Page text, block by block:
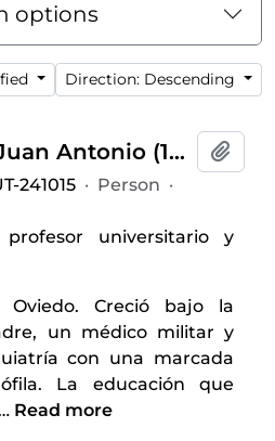
options
Direction: Descending
Vallejo-Nágera, Juan Antonio (1926-1990)
241015 · Person ·
profesor universitario y
Creció bajo la
un médico militar y
con una marcada
La educación que
Read more